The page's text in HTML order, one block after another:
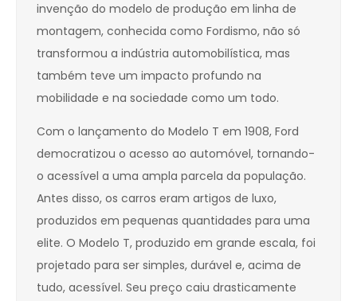
invenção do modelo de produção em linha de
montagem, conhecida como Fordismo, não só
transformou a indústria automobilística, mas
também teve um impacto profundo na
mobilidade e na sociedade como um todo.
Com o lançamento do Modelo T em 1908, Ford
democratizou o acesso ao automóvel, tornando-
o acessível a uma ampla parcela da população.
Antes disso, os carros eram artigos de luxo,
produzidos em pequenas quantidades para uma
elite. O Modelo T, produzido em grande escala, foi
projetado para ser simples, durável e, acima de
tudo, acessível. Seu preço caiu drasticamente